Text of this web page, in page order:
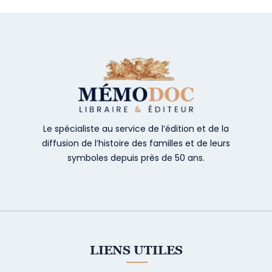
Le spécialiste au service de l’édition et de la
diffusion de l’histoire des familles et de leurs
symboles depuis près de 50 ans.
LIENS UTILES